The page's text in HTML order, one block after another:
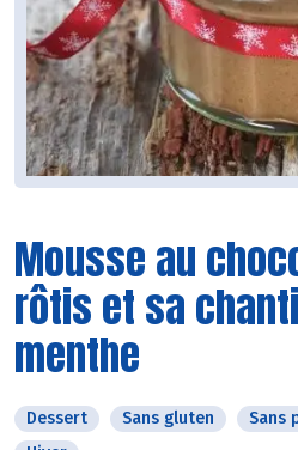
Mousse au
rôtis et sa
menthe
Dessert Sans gluten Sans